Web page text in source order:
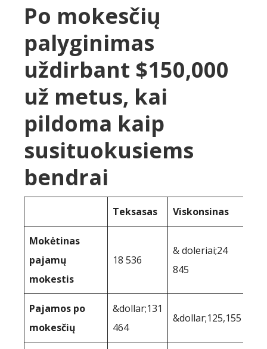
Po mokesčių
palyginimas
uždirbant $150,000
už metus, kai
pildoma kaip
susituokusiems
bendrai
Teksasas Viskonsinas
Mokėtinas
pajamų
mokestis
18 536
& doleriai;24
845
Pajamos po
mokesčių
&dollar;131
464
&dollar;125,155